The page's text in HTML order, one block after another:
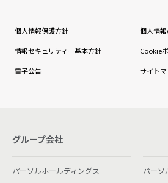
個人情報保護方針 個人情
情報セキュリティー基本方針 Cookie
電子公告 サイト
グループ会社
パーソルホールディングス パーソ